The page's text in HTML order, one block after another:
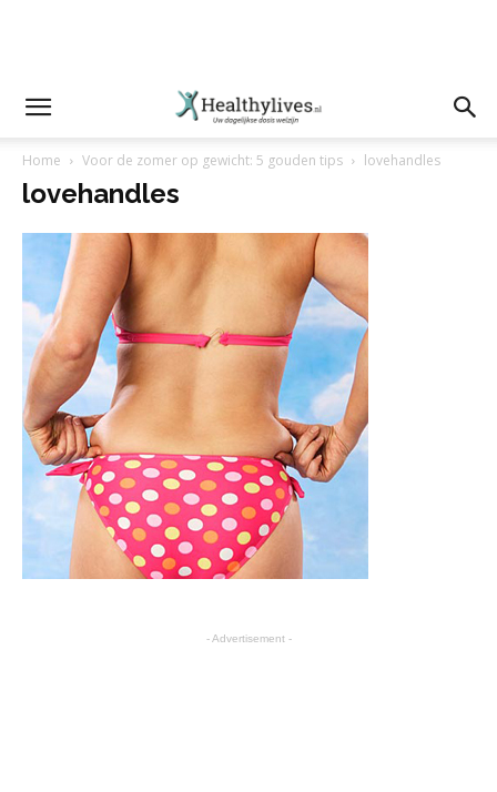
Home Voor de zomer op gewicht: 5 gouden tips lovehandles
lovehandles
- Advertisement -